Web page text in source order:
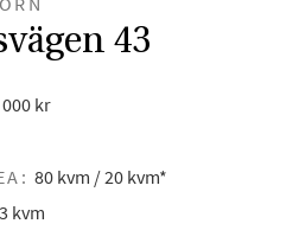
43
kr
80 kvm / 20 kvm*
kvm